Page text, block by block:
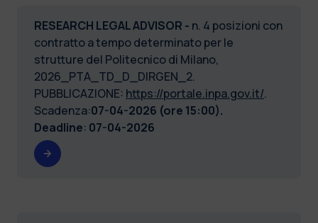
RESEARCH LEGAL ADVISOR - n. 4 posizioni con
contratto a tempo determinato per le
strutture del Politecnico di Milano,
2026_PTA_TD_D_DIRGEN_2.
PUBBLICAZIONE: https://portale.inpa.gov.it/.
Scadenza:07-04-2026 (ore 15:00).
Deadline: 07-04-2026